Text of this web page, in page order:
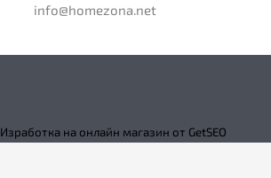
info@homezona.net
Изработка на онлайн магазин от GetSEO